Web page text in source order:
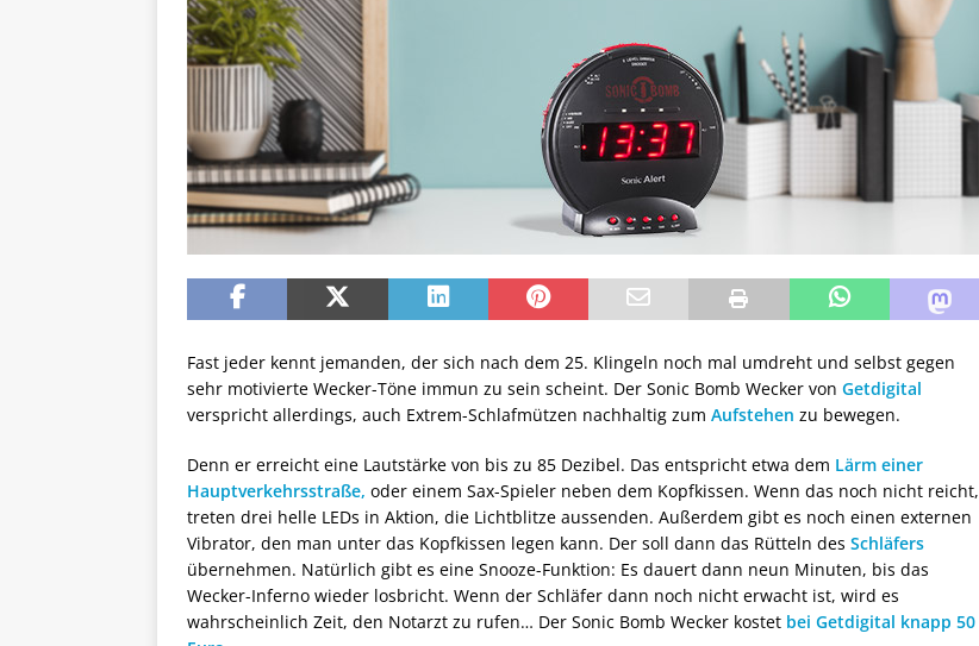
Fast jeder kennt jemanden, der sich nach dem 25. Klingeln noch mal umdreht und selbst gegen
sehr motivierte Wecker-Töne immun zu sein scheint. Der Sonic Bomb Wecker von Getdigital
verspricht allerdings, auch Extrem-Schlafmützen nachhaltig zum Aufstehen zu bewegen.
Denn er erreicht eine Lautstärke von bis zu 85 Dezibel. Das entspricht etwa dem Lärm einer
Hauptverkehrsstraße, oder einem Sax-Spieler neben dem Kopfkissen. Wenn das noch nicht reicht,
treten drei helle LEDs in Aktion, die Lichtblitze aussenden. Außerdem gibt es noch einen externen
Vibrator, den man unter das Kopfkissen legen kann. Der soll dann das Rütteln des Schläfers
übernehmen. Natürlich gibt es eine Snooze-Funktion: Es dauert dann neun Minuten, bis das
Wecker-Inferno wieder losbricht. Wenn der Schläfer dann noch nicht erwacht ist, wird es
wahrscheinlich Zeit, den Notarzt zu rufen… Der Sonic Bomb Wecker kostet bei Getdigital knapp 50